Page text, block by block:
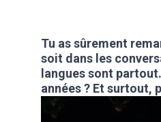
Tu as sûrement
soit dans les
langues sont
années ? Et surtout,